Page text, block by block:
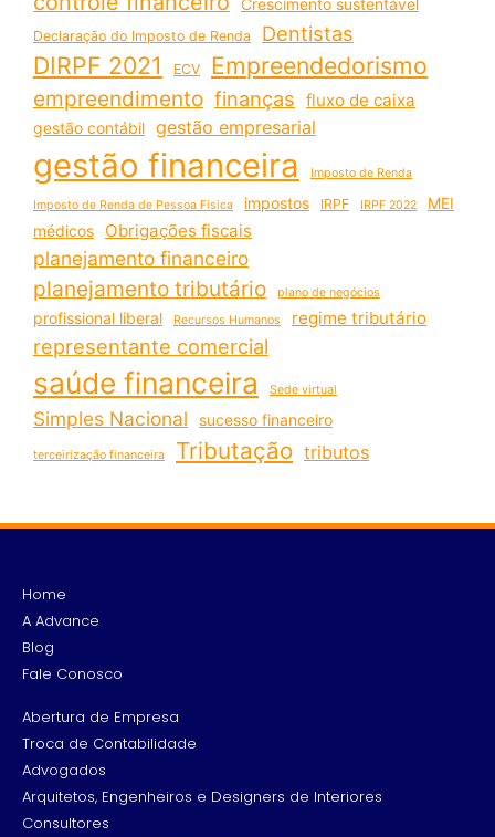
Declaração do Imposto de Renda Dentistas
DIRPF 2021 ECV Empreendedorismo
empreendimento finanças fluxo de caixa
gestão contábil gestão empresarial
gestão financeira Imposto de Renda
Imposto de Renda de Pessoa Física impostos IRPF IRPF 2022
MEI
médicos
Obrigações fiscais
planejamento financeiro
planejamento tributário plano de negócios
profissional liberal Recursos Humanos regime tributário
representante comercial
saúde financeira Sede virtual
Simples Nacional sucesso financeiro
terceirização financeira Tributação tributos
Home
A Advance
Blog
Fale Conosco
Abertura de Empresa
Troca de Contabilidade
Advogados
Arquitetos, Engenheiros e Designers de Interiores
Consultores